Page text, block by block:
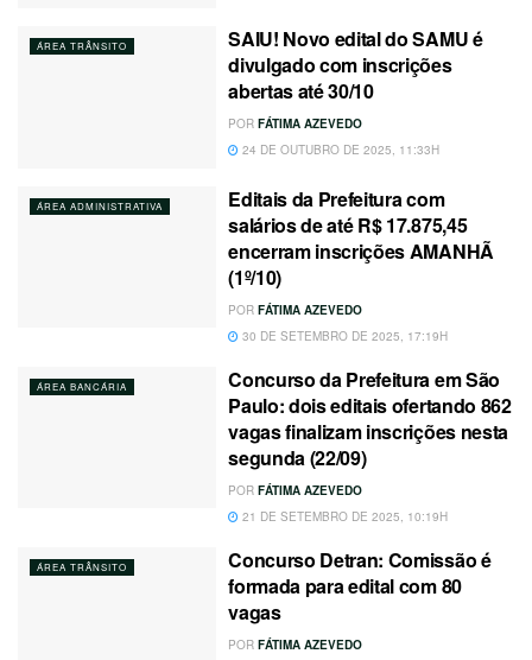
ÁREA TRÂNSITO
SAIU! Novo edital do SAMU é
divulgado com inscrições
abertas até 30/10
POR FÁTIMA AZEVEDO
24 DE OUTUBRO DE 2025, 11:33H
ÁREA ADMINISTRATIVA
Editais da Prefeitura com
salários de até R$ 17.875,45
encerram inscrições AMANHÃ
(1º/10)
POR FÁTIMA AZEVEDO
30 DE SETEMBRO DE 2025, 17:19H
ÁREA BANCÁRIA
Concurso da Prefeitura em São
Paulo: dois editais ofertando 862
vagas finalizam inscrições nesta
segunda (22/09)
POR FÁTIMA AZEVEDO
21 DE SETEMBRO DE 2025, 10:19H
ÁREA TRÂNSITO
Concurso Detran: Comissão é
formada para edital com 80
vagas
POR FÁTIMA AZEVEDO